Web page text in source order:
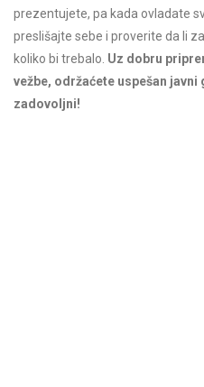
prezentujete, pa kada ovladate
preslišajte sebe i proverite da li
koliko bi trebalo. Uz dobru
vežbe, održaćete uspešan
zadovoljni!